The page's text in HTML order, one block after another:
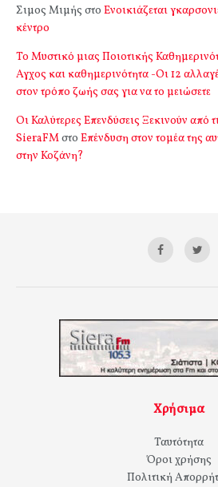
Σιμος Μιμής στο Ενοικιάζεται
κέντρο
Το Μυστικό μιας Ποιοτικής
Αγχος και καθημερινότητα -Οι 12
στον τρόπο ζωής σας για να το μειώσετε
Οι Καλύτερες Επενδύσεις Ξεκινούν από
SieraFMστο Επένδυση στον τομέα της
στην Κοζάνη?
Χρήσιμα
Ταυτότητα
Όροι χρήσης
Πολιτική